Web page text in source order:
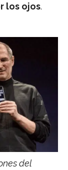
los ojos.
del